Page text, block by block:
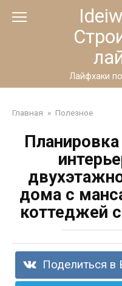
Лайфхаки
Главная » Полезное
дома с
коттеджей
Поделиться в